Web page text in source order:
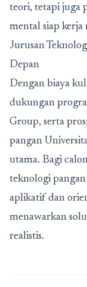
teori, tetapi juga
mental siap kerja
Jurusan
Depan
Dengan biaya
dukungan
Group, serta
pangan
utama. Bagi
teknologi
aplikatif dan
menawarkan
realistis.